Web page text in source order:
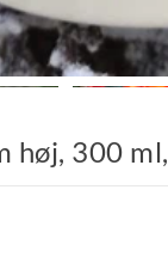
høj, 300